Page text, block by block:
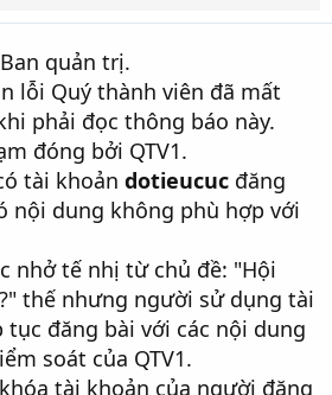
quản trị.
lỗi Quý thành viên đã mất
phải đọc thông báo này.
đóng bởi QTV1.
tài khoản dotieucuc đăng
nội dung không phù hợp với
nhở tế nhị từ chủ đề: "Hội
thế nhưng người sử dụng tài
tục đăng bài với các nội dung
soát của QTV1.
tài khoản của người đăng